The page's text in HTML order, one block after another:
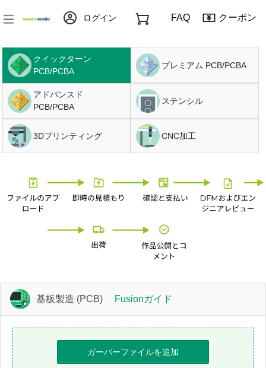
ログイン FAQ クーポン
クイックターン
PCB/PCBA
プレミアム PCB/PCBA
アドバンスド
PCB/PCBA
ステンシル
3Dプリンティング CNC加工
基板製造 (PCB) Fusionガイド
ガーバーファイルを追加